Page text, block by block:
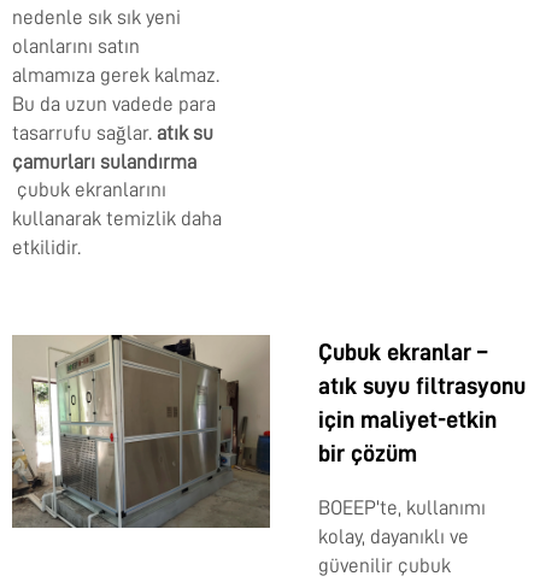
nedenle sık sık yeni
olanlarını satın
almamıza gerek kalmaz.
Bu da uzun vadede para
tasarrufu sağlar. atık su
çamurları sulandırma
çubuk ekranlarını
kullanarak temizlik daha
etkilidir.
Çubuk ekranlar –
atık suyu filtrasyonu
için maliyet-etkin
bir çözüm
BOEEP'te, kullanımı
kolay, dayanıklı ve
güvenilir çubuk